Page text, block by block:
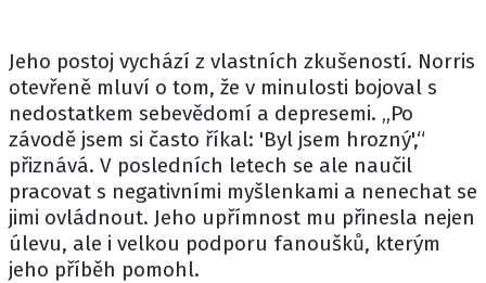
Jeho postoj vychází z vlastních zkušeností. Norris
otevřeně mluví o tom, že v minulosti bojoval s
nedostatkem sebevědomí a depresemi. „Po
závodě jsem si často říkal: 'Byl jsem hrozný',“
přiznává. V posledních letech se ale naučil
pracovat s negativními myšlenkami a nenechat se
jimi ovládnout. Jeho upřímnost mu přinesla nejen
úlevu, ale i velkou podporu fanoušků, kterým
jeho příběh pomohl.